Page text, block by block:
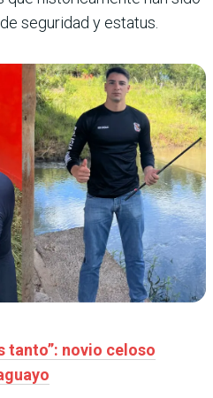
seguridad y estatus.
tanto”: novio celoso